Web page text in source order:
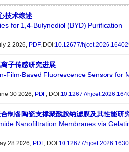
技术综述
for 1,4-Butynediol (BYD) Purification
2 2026, PDF, DOI:10.12677/
子传感研究进展
Film-Based Fluorescence Sensors for
30 2026, PDF, DOI:10.12677/
制备陶瓷支撑聚酰胺纳滤膜及其性能研
Nanofiltration Membranes via
28 2026, PDF, DOI:10.12677/